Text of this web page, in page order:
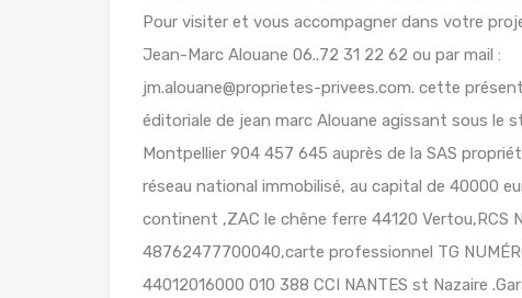
Pour visiter et vous accompagner dans votre
Jean-Marc Alouane 06..72 31 22 62 ou par mail :
jm.alouane@proprietes-privees.com. cette
éditoriale de jean marc Alouane agissant sous le
Montpellier 904 457 645 auprès de la SAS
réseau national immobilisé, au capital de 40000
continent ,ZAC le chêne ferre 44120 Vertou,RCS
48762477700040,carte professionnel TG
44012016000 010 388 CCI NANTES st Nazaire